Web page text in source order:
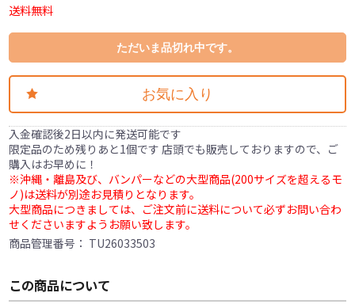
送料無料
ただいま品切れ中です。
お気に入り
入金確認後2日以内に発送可能です
限定品のため残りあと1個です 店頭でも販売しておりますので、ご
購入はお早めに！
※沖縄・離島及び、バンパーなどの大型商品(200サイズを超えるモ
ノ)は送料が別途お見積りとなります。
大型商品につきましては、ご注文前に送料について必ずお問い合わ
せくださいますようお願い致します。
商品管理番号： TU26033503
この商品について